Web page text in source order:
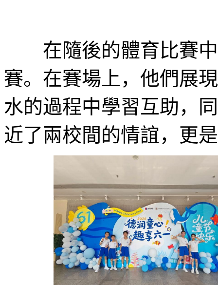
在隨後的體育比賽中
賽。在賽場上，他們展
水的過程中學習互助，
近了兩校間的情誼，更